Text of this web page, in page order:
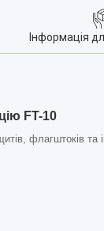
Інформація
FT-10
флагштоків та